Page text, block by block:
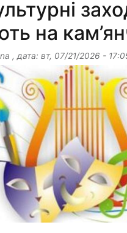
на
, дата: вт, 07/21/2026 -